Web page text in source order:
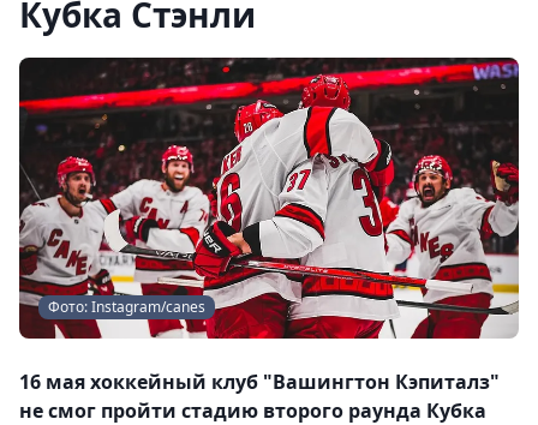
Кубка Стэнли
Фото: Instagram/canes
16 мая хоккейный клуб "Вашингтон Кэпиталз"
не смог пройти стадию второго раунда Кубка